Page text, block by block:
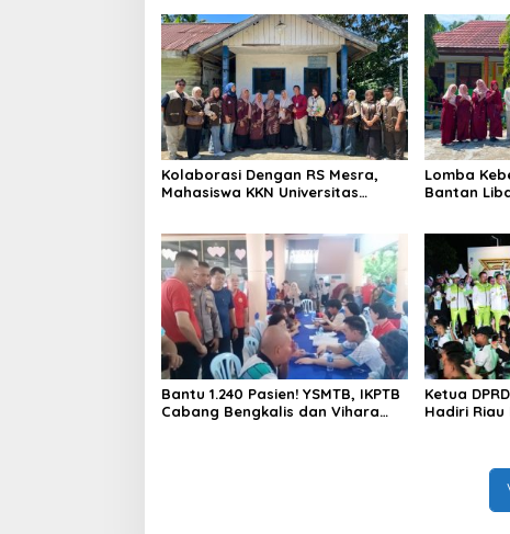
Kolaborasi Dengan RS Mesra,
Mahasiswa KKN Universitas
Petas
Lomba
Bantan
Bantu 1.240 Pasien! YSMTB, IKPTB
Cabang Bengkalis dan Vihara
Ketua
Hadiri Riau